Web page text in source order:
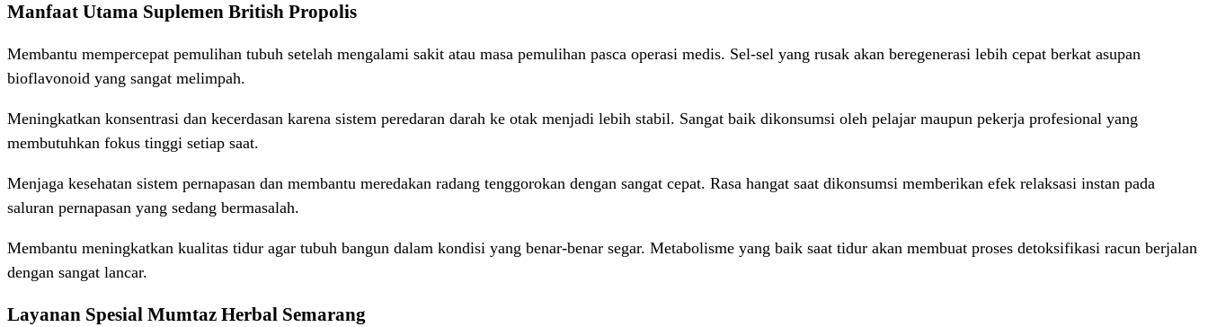
Manfaat Utama Suplemen British Propolis
Membantu mempercepat pemulihan tubuh setelah mengalami sakit atau masa pemulihan pasca operasi medis. Sel-sel yang rusak akan beregenerasi lebih cepat berkat asupan
bioflavonoid yang sangat melimpah.
Meningkatkan konsentrasi dan kecerdasan karena sistem peredaran darah ke otak menjadi lebih stabil. Sangat baik dikonsumsi oleh pelajar maupun pekerja profesional yang
membutuhkan fokus tinggi setiap saat.
Menjaga kesehatan sistem pernapasan dan membantu meredakan radang tenggorokan dengan sangat cepat. Rasa hangat saat dikonsumsi memberikan efek relaksasi instan pada
saluran pernapasan yang sedang bermasalah.
Membantu meningkatkan kualitas tidur agar tubuh bangun dalam kondisi yang benar-benar segar. Metabolisme yang baik saat tidur akan membuat proses detoksifikasi racun berjalan
dengan sangat lancar.
Layanan Spesial Mumtaz Herbal Semarang